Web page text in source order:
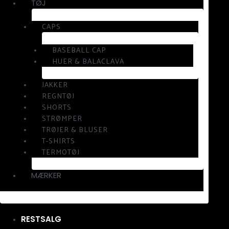
TØJ
CAPS
BASEBALL CAP
HUER & BALACLAVA
JAKKER
REGNTØJ
SHORTS
STRØMPER
TRØJER & BLUSER
T-SHIRTS
TERMOTØJ
MÆRKER
RESTSALG